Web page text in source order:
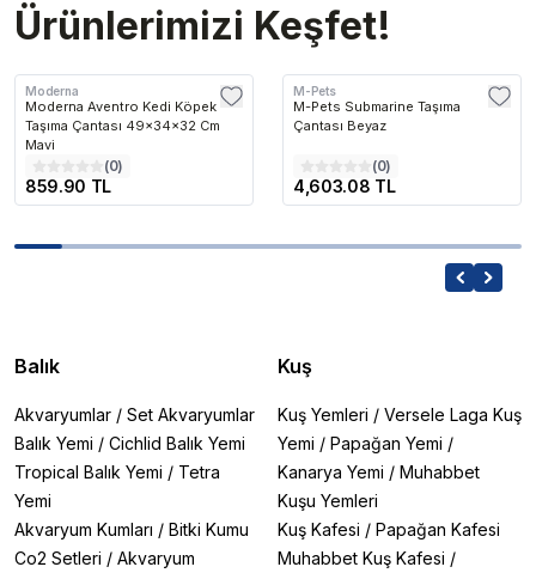
Ürünlerimizi Keşfet!
Moderna
Moderna Aventro Kedi Köpek
Taşıma Çantası 49x34x32 Cm
Mavi
(0)
859.90 TL
M-Pets
M-Pets Submarine Taşıma
Çantası Beyaz
(0)
4,603.08 TL
Balık
Akvaryumlar / Set Akvaryumlar
Balık Yemi / Cichlid Balık Yemi
Tropical Balık Yemi / Tetra
Yemi
Akvaryum Kumları / Bitki Kumu
Co2 Setleri / Akvaryum
Kuş
Kuş Yemleri / Versele Laga Kuş
Yemi / Papağan Yemi /
Kanarya Yemi / Muhabbet
Kuşu Yemleri
Kuş Kafesi / Papağan Kafesi
Muhabbet Kuş Kafesi /